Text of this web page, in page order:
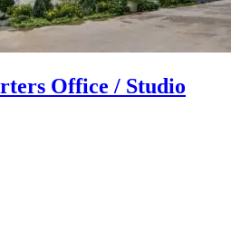
Office / Studio